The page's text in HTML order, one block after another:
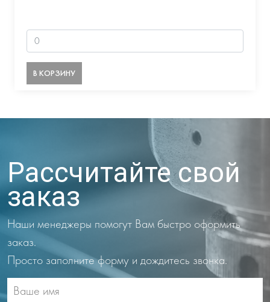
В КОРЗИНУ
Рассчитайте свой
заказ
Наши менеджеры помогут Вам быстро оформить
заказ.
Просто заполните форму и дождитесь звонка.